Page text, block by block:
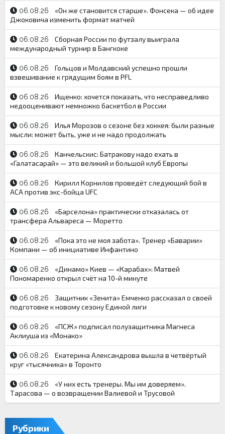
06.08.26
«Он же становится старше». Фонсека — об идее
Джоковича изменить формат матчей
06.08.26
Сборная России по футзалу выиграла
международный турнир в Бангкоке
06.08.26
Гольцов и Молдавский успешно прошли
взвешивание к грядущим боям в PFL
06.08.26
Ищенко: хочется показать, что несправедливо
недооценивают немножко баскетбол в России
06.08.26
Илья Морозов о сезоне без хоккея: были разные
мысли: может быть, уже и не надо продолжать
06.08.26
Канчельскис: Батракову надо ехать в
«Галатасарай» — это великий и большой клуб Европы
06.08.26
Кирилл Корнилов проведёт следующий бой в
АСА против экс-бойца UFC
06.08.26
«Барселона» практически отказалась от
трансфера Альвареса — Моретто
06.08.26
«Пока это не моя забота». Тренер «Баварии»
Компани — об инициативе Инфантино
06.08.26
«Динамо» Киев — «Карабах»: Матвей
Пономаренко открыл счёт на 10-й минуте
06.08.26
Защитник «Зенита» Емченко рассказал о своей
подготовке к новому сезону Единой лиги
06.08.26
«ПСЖ» подписал полузащитника Магнеса
Аклиуша из «Монако»
06.08.26
Екатерина Александрова вышла в четвёртый
круг «тысячника» в Торонто
06.08.26
«У них есть тренеры. Мы им доверяем».
Тарасова — о возвращении Валиевой и Трусовой
Рубрики